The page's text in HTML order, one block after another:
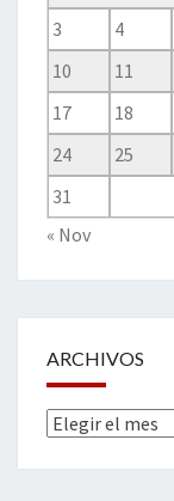
3
4
10
11
17
18
24
25
31
« Nov
ARCHIVOS
Archivos